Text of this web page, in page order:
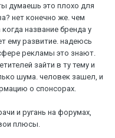
думаешь это плохо для
нет конечно же. чем
название бренда у
ему развитие. надеюсь
рекламы это знают.
зайти в ту тему и
шума. человек зашел, и
о спонсорах.
и ругань на форумах,
плюсы.